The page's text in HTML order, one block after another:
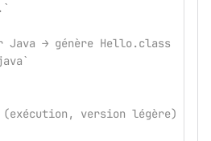
→ génère Hello.class
version légère)